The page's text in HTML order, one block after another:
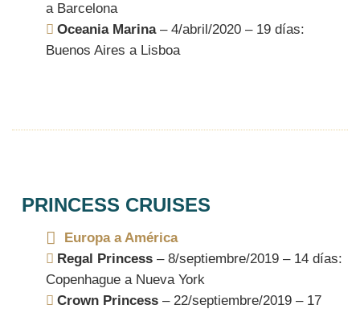
a Barcelona
Oceania Marina– 4/abril/2020 – 19 días:
Buenos Aires a Lisboa
PRINCESS CRUISES
Europa a América
Regal Princess– 8/septiembre/2019 – 14 días:
Copenhague a Nueva York
Crown Princess– 22/septiembre/2019 – 17